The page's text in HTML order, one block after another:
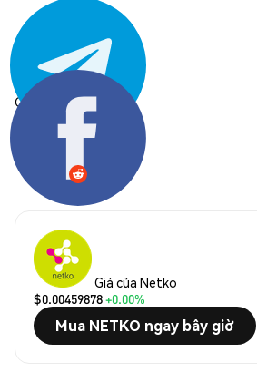
Chia sẻ:
Giá của Netko
$0.00459878+0.00%
Mua NETKO ngay bây giờ